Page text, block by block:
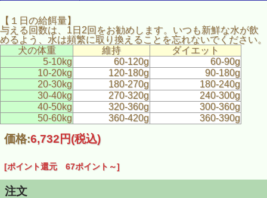
【１日の給餌量】
与える回数は、1日2回をお勧めします。いつも新鮮な水が飲
めるよう、水は頻繁に取り換えることを忘れないでください。
犬の体重
維持
ダイエット
5-10kg
60-120g
60-90g
10-20kg
120-180g
90-180g
20-30kg
180-270g
180-240g
30-40kg
270-320g
240-300g
40-50kg
320-360g
300-360g
50-60kg
360-420g 360-390g
価格:6,732円(税込)
[ポイント還元 67ポイント～]
注文